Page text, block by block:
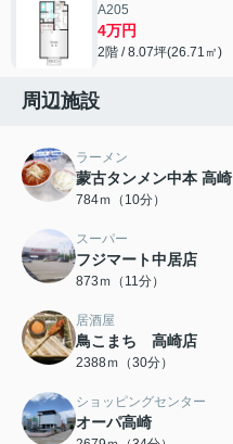
A205
4万円
2階 / 8.07坪(26.71㎡)
周辺施設
ラーメン
蒙古タンメン中本 高崎
784ｍ（10分）
スーパー
フジマート中居店
873ｍ（11分）
居酒屋
鳥こまち 高崎店
2388ｍ（30分）
ショッピングセンター
オーパ高崎